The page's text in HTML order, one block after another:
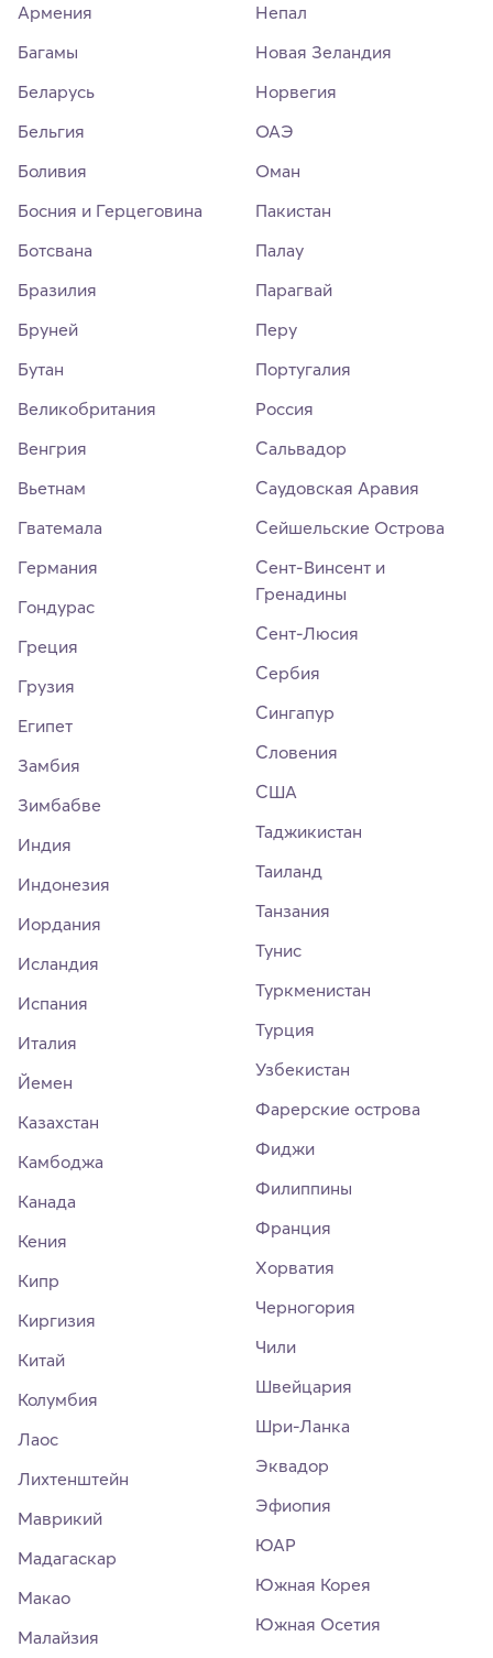
Армения
Багамы
Беларусь
Бельгия
Боливия
Босния и Герцеговина
Ботсвана
Бразилия
Бруней
Бутан
Великобритания
Венгрия
Вьетнам
Гватемала
Германия
Гондурас
Греция
Грузия
Египет
Замбия
Зимбабве
Индия
Индонезия
Иордания
Исландия
Испания
Италия
Йемен
Казахстан
Камбоджа
Канада
Кения
Кипр
Киргизия
Китай
Колумбия
Лаос
Лихтенштейн
Маврикий
Мадагаскар
Макао
Малайзия
Непал
Новая Зеландия
Норвегия
ОАЭ
Оман
Пакистан
Палау
Парагвай
Перу
Португалия
Россия
Сальвадор
Саудовская Аравия
Сейшельские Острова
Сент-Винсент и
Гренадины
Сент-Люсия
Сербия
Сингапур
Словения
США
Таджикистан
Таиланд
Танзания
Тунис
Туркменистан
Турция
Узбекистан
Фарерские острова
Фиджи
Филиппины
Франция
Хорватия
Черногория
Чили
Швейцария
Шри-Ланка
Эквадор
Эфиопия
ЮАР
Южная Корея
Южная Осетия